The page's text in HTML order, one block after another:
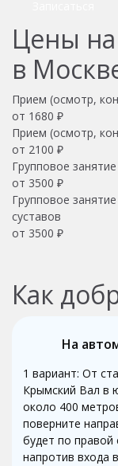
Цены
в
Прием (осмотр,
от 1680 ₽
Прием (осмотр,
от 2100 ₽
Групповое
от 3500 ₽
Групповое
суставов
от 3500 ₽
Как
На
1 вариант: От
Крымский Вал в
около 400
поверните
будет по правой
напротив входа